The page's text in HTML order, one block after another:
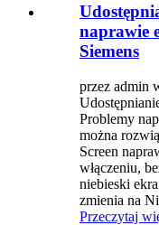
naprawie
Siemens
przez admin
Problemy
można
Screen
włączeniu,
niebieski
zmienia na
Przeczytaj